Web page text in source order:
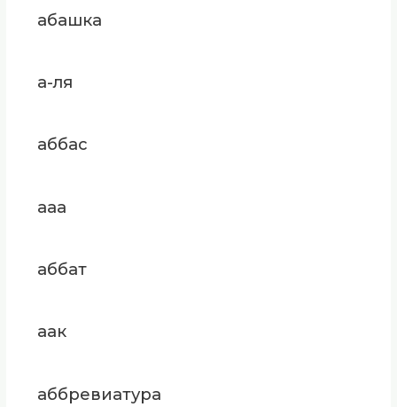
абашка
а-ля
аббас
ааа
аббат
аак
аббревиатура